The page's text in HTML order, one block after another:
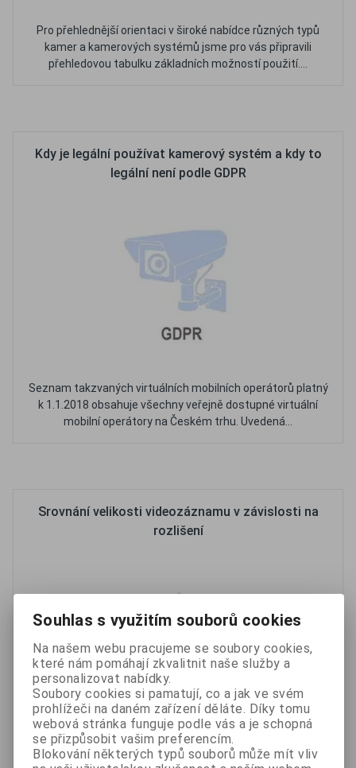
Pro přehlednější orientaci v široké nabídce různých typů
kamer a kamerových systémů jsme pro vás připravili
přehledovou tabulku základních možností použití....
Kdy je legální používat kamerový systém a kdy to
legální není podle GDPR
Seznam takzvaných virtuálních mobilních operátorů platný
k 1.1.2018 obsahuje všechny veřejně dostupné virtuální
mobilní operátory na Českém trhu. Uvedená...
Srovnání velikosti videozáznamu v závislosti na
rozlišení
Pro lepší představu jak velký HDD budete potřebovat pro
Váš kamerový systém jsme připravili přehlednou tabulku. Z
Souhlas s využitím souborů cookies
Na našem webu pracujeme se soubory cookies,
které nám pomáhají zkvalitnit naše služby a
personalizovat nabídky.
Soubory cookies si pamatují, co a jak ve svém
prohlížeči na daném zařízení děláte. Díky tomu
webová stránka funguje podle vás a je schopná
se přizpůsobit vašim preferencím.
Blokování některých typů souborů může mít vliv